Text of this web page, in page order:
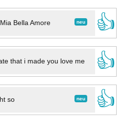
neu
Mia Bella Amore
👍
that i made you love me
👍
neu
so
👍